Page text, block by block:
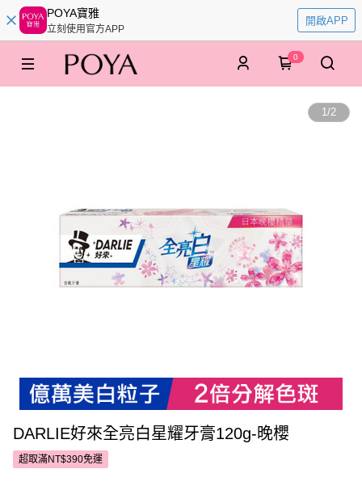
POYA寶雅
立刻使用官方APP
開啟APP
0
1/2
DARLIE好來全亮白星耀牙膏120g-晚櫻
超取滿NT$390免運